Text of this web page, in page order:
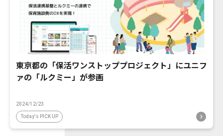
東京都の「保活ワンストッププロジェクト」にユニフ
ァの「ルクミー」が参画
2024/12/23
Today's PICK UP